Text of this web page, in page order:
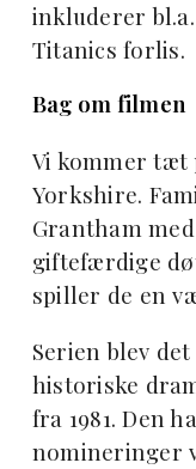
inkluderer
Titanics forlis.
Bag om filmen
Vi kommer tæt
Yorkshire.
Grantham
giftefærdige
spiller de en
Serien blev
historiske
fra 1981. Den
nomineringer